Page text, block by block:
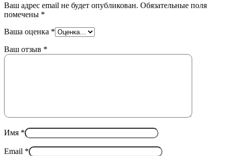
Ваш адрес email не будет опубликован. Обязательные поля
помечены *
Ваша оценка *
Ваш отзыв *
Имя *
Email *